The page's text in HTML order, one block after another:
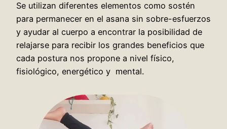
Se utilizan diferentes elementos como sostén
para permanecer en el asana sin sobre-esfuerzos
y ayudar al cuerpo a encontrar la posibilidad de
relajarse para recibir los grandes beneficios que
cada postura nos propone a nivel físico,
fisiológico, energético y mental.